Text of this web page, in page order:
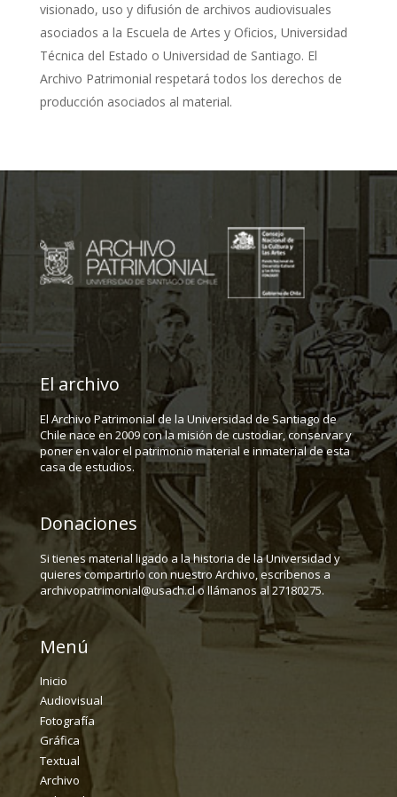
visionado, uso y difusión de archivos audiovisuales
asociados a la Escuela de Artes y Oficios, Universidad
Técnica del Estado o Universidad de Santiago. El
Archivo Patrimonial respetará todos los derechos de
producción asociados al material.
El archivo
El Archivo Patrimonial de la Universidad de Santiago de
Chile nace en 2009 con la misión de custodiar, conservar y
poner en valor el patrimonio material e inmaterial de esta
casa de estudios.
Donaciones
Si tienes material ligado a la historia de la Universidad y
quieres compartirlo con nuestro Archivo, escríbenos a
archivopatrimonial@usach.cl o llámanos al 27180275.
Menú
Inicio
Audiovisual
Fotografía
Gráfica
Textual
Archivo